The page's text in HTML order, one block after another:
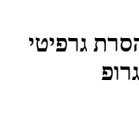
גרפיטי